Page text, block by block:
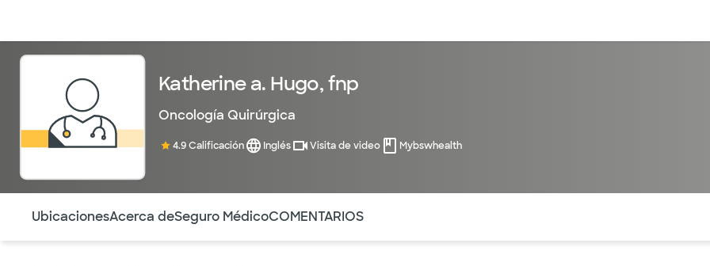
Katherine a. Hugo, fnp
Oncología Quirúrgica
4.9 Calificación Inglés Visita de video Mybswhealth
UbicacionesAcerca deSeguro MédicoCOMENTARIOS